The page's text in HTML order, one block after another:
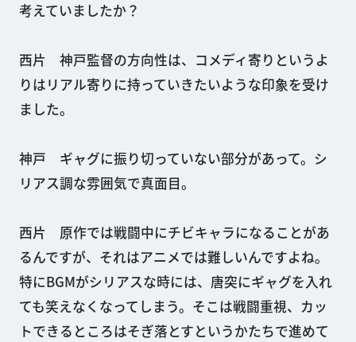
考えていましたか？
西片 神戸監督の方向性は、コメディ寄りというよ
りはリアル寄りに持っていきたいような印象を受け
ました。
神戸 ギャグに振り切っていない部分があって。シ
リアス調な雰囲気で真面目。
西片 原作では戦闘中にチビキャラになることがあ
るんですが、それはアニメでは難しいんですよね。
特にBGMがシリアスな時には、唐突にギャグを入れ
ても笑えなくなってしまう。そこは戦闘重視、カッ
トできるところはそぎ落とすというかたちで進めて